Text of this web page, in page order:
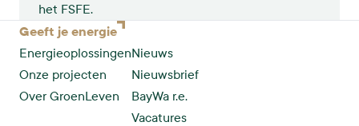
het FSFE.
Geeft je energie
Energieoplossingen
Onze projecten
Over GroenLeven
Nieuws
Nieuwsbrief
BayWa r.e.
Vacatures